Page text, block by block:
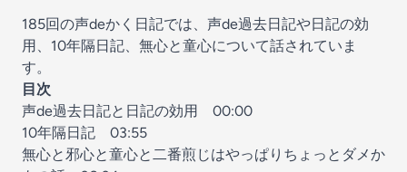
185回の声deかく日記では、声de過去日記や日記の効
用、10年隔日記、無心と童心について話されていま
す。
目次
声de過去日記と日記の効用
00:00
10年隔日記
03:55
無心と邪心と童心と二番煎じはやっぱりちょっとダメか